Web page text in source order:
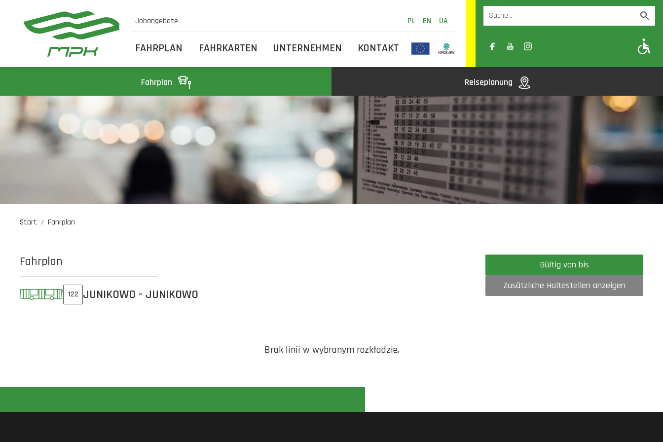
Jobangebote PL EN UA
FAHRPLAN FAHRKARTEN UNTERNEHMEN KONTAKT A- A A+
Fahrplan Reiseplanung
Start Fahrplan
Fahrplan
122 JUNIKOWO - JUNIKOWO
Gültig von bis
Zusätzliche Haltestellen anzeigen
Brak linii w wybranym rozkładzie.